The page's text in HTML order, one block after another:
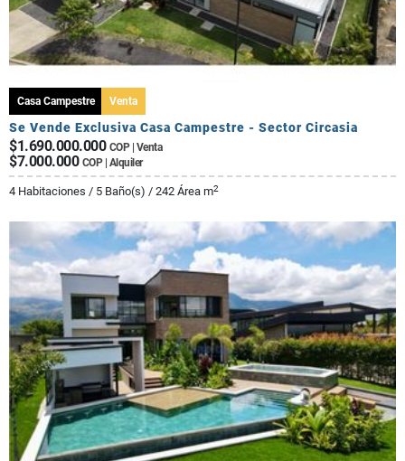
Casa Campestre Venta
Se Vende Exclusiva Casa Campestre - Sector Circasia
$1.690.000.000 COP | Venta
$7.000.000 COP | Alquiler
4 Habitaciones / 5 Baño(s) / 242 Área m2